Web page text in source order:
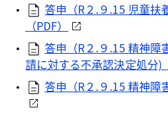
答申（R２.９.15 児童扶
（PDF）
答申（R２.９.15 精神障
請に対する不承認決定処分)
答申（R２.９.15 精神障